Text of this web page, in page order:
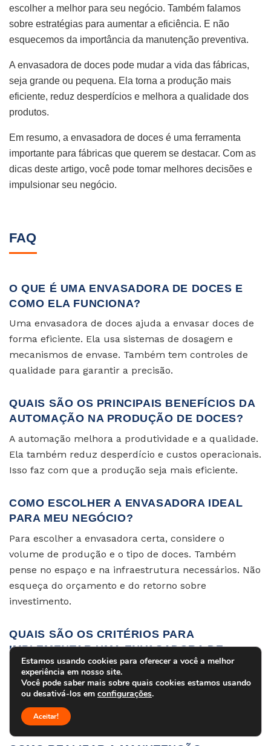
escolher a melhor para seu negócio. Também falamos
sobre estratégias para aumentar a eficiência. E não
esquecemos da importância da manutenção preventiva.
A envasadora de doces pode mudar a vida das fábricas,
seja grande ou pequena. Ela torna a produção mais
eficiente, reduz desperdícios e melhora a qualidade dos
produtos.
Em resumo, a envasadora de doces é uma ferramenta
importante para fábricas que querem se destacar. Com as
dicas deste artigo, você pode tomar melhores decisões e
impulsionar seu negócio.
FAQ
O QUE É UMA ENVASADORA DE DOCES E
COMO ELA FUNCIONA?
Uma envasadora de doces ajuda a envasar doces de
forma eficiente. Ela usa sistemas de dosagem e
mecanismos de envase. Também tem controles de
qualidade para garantir a precisão.
QUAIS SÃO OS PRINCIPAIS BENEFÍCIOS DA
AUTOMAÇÃO NA PRODUÇÃO DE DOCES?
A automação melhora a produtividade e a qualidade.
Ela também reduz desperdício e custos operacionais.
Isso faz com que a produção seja mais eficiente.
COMO ESCOLHER A ENVASADORA IDEAL
PARA MEU NEGÓCIO?
Para escolher a envasadora certa, considere o
volume de produção e o tipo de doces. Também
pense no espaço e na infraestrutura necessários. Não
esqueça do orçamento e do retorno sobre
investimento.
QUAIS SÃO OS CRITÉRIOS PARA
IMPLEMENTAR UMA ENVASADORA DE
DOCES EM MINHA LINHA DE PRODUÇÃO?
Planeje a instalação com cuidado. Treine a equipe
adequadamente. Deixe tempo para adaptação e
ajustes.
Estamos usando cookies para oferecer a você a melhor
experiência em nosso site.
Você pode saber mais sobre quais cookies estamos usando
ou desativá-los em configurações.
Aceitar!